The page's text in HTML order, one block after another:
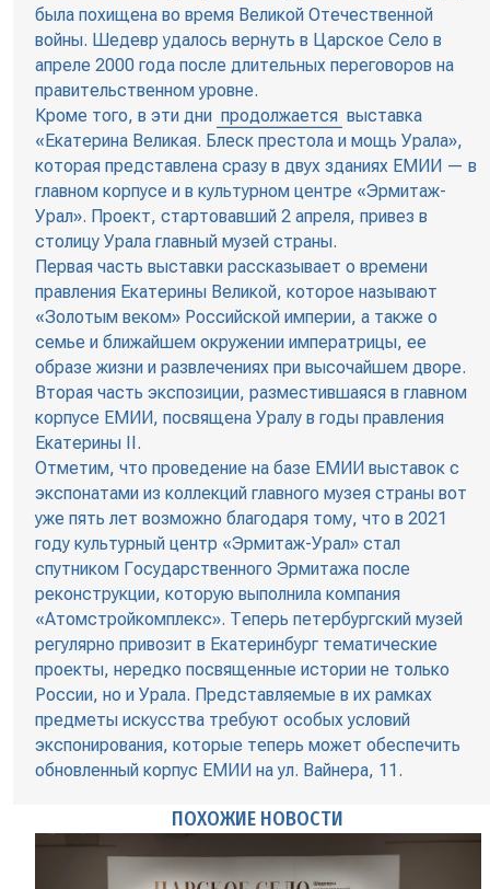
была похищена во время Великой Отечественной
войны. Шедевр удалось вернуть в Царское Село в
апреле 2000 года после длительных переговоров на
правительственном уровне.
Кроме того, в эти дни продолжается выставка
«Екатерина Великая. Блеск престола и мощь Урала»,
которая представлена сразу в двух зданиях ЕМИИ — в
главном корпусе и в культурном центре «Эрмитаж-
Урал». Проект, стартовавший 2 апреля, привез в
столицу Урала главный музей страны.
Первая часть выставки рассказывает о времени
правления Екатерины Великой, которое называют
«Золотым веком» Российской империи, а также о
семье и ближайшем окружении императрицы, ее
образе жизни и развлечениях при высочайшем дворе.
Вторая часть экспозиции, разместившаяся в главном
корпусе ЕМИИ, посвящена Уралу в годы правления
Екатерины II.
Отметим, что проведение на базе ЕМИИ выставок с
экспонатами из коллекций главного музея страны вот
уже пять лет возможно благодаря тому, что в 2021
году культурный центр «Эрмитаж-Урал» стал
спутником Государственного Эрмитажа после
реконструкции, которую выполнила компания
«Атомстройкомплекс». Теперь петербургский музей
регулярно привозит в Екатеринбург тематические
проекты, нередко посвященные истории не только
России, но и Урала. Представляемые в их рамках
предметы искусства требуют особых условий
экспонирования, которые теперь может обеспечить
обновленный корпус ЕМИИ на ул. Вайнера, 11.
ПОХОЖИЕ НОВОСТИ